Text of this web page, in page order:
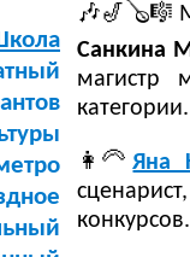
🎶🎷🪕🎼
Санкина
магистр
категории.
👩‍🦳Яна
конкурсов.